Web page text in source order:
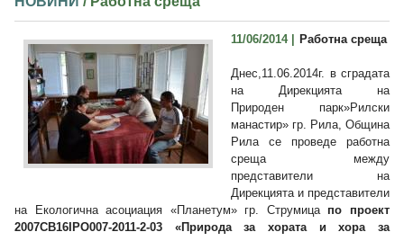
11/06/2014 | Работна среща
Днес,11.06.2014г. в сградата
на Дирекцията на
Природен парк»Рилски
манастир» гр. Рила, Община
Рила се проведе работна
среща между
представители на
Дирекцията и представители
на Екологична асоциация «Планетум» гр. Струмица по проект
2007CB16 IPO007-2011-2-03
«Природа за хората и хора за